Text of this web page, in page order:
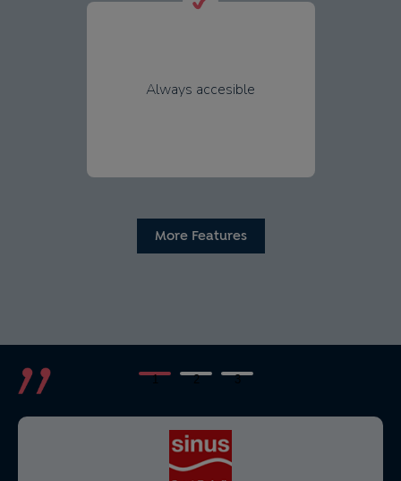
Always accesible
More Features
1 2 3